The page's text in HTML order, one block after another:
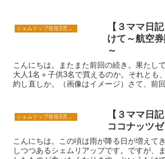
シェムリップ在住3児のママ日記
【３ママ日
けて～航空
～
こんにちは。またまた前回の続き。果たし
大人1名＋子供3名で買えるのか。それとも
約し直しか。（画像はイメージ）さて、前
【３ママ日
ココナッツ
こんにちは。この頃は雨が降る日が増えて
しつつあるシェムリアップです。ですが、